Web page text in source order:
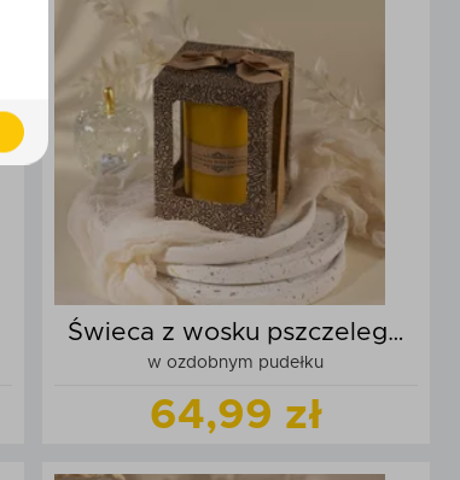
Dodaj do koszyka
Świeca z wosku pszczelego
walec średni
w ozdobnym pudełku
64,99 zł